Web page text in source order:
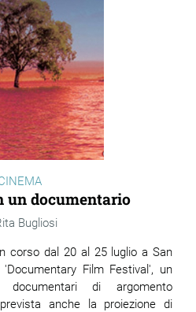
un documentario
Bugliosi
corso dal 20 al 25 luglio a San
Film Festival', un
di argomento
anche la proiezione di